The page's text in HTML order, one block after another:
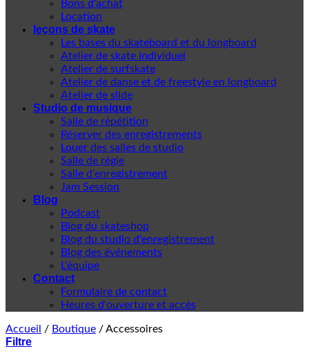
Bons d'achat
Location
leçons de skate
Les bases du skateboard et du longboard
Atelier de skate individuel
Atelier de surfskate
Atelier de danse et de freestyle en longboard
Atelier de slide
Studio de musique
Salle de répétition
Réserver des enregistrements
Louer des salles de studio
Salle de régie
Salle d'enregistrement
Jam Session
Blog
Podcast
Blog du skateshop
Blog du studio d'enregistrement
Blog des événements
L'équipe
Contact
Formulaire de contact
Heures d'ouverture et accès
Accueil / Boutique /Accessoires
Filtre